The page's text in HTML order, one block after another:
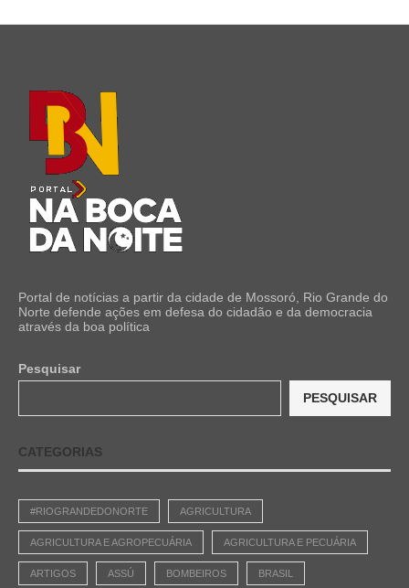
Portal de notícias a partir da cidade de Mossoró, Rio Grande do
Norte defende ações em defesa do cidadão e da democracia
através da boa política
Pesquisar
PESQUISAR
CATEGORIAS
#RIOGRANDEDONORTE AGRICULTURA
AGRICULTURA E AGROPECUÁRIA AGRICULTURA E PECUÁRIA
ARTIGOS ASSÚ BOMBEIROS BRASIL